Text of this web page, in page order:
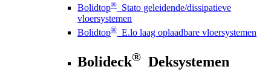
Bolidtop® Stato geleidende/dissipatieve
vloersystemen
Bolidtop® E.lo laag oplaadbare vloersystemen
Bolideck® Deksystemen